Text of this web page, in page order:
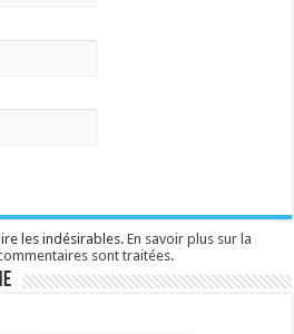
les indésirables.En savoir plus sur la
sont traitées.